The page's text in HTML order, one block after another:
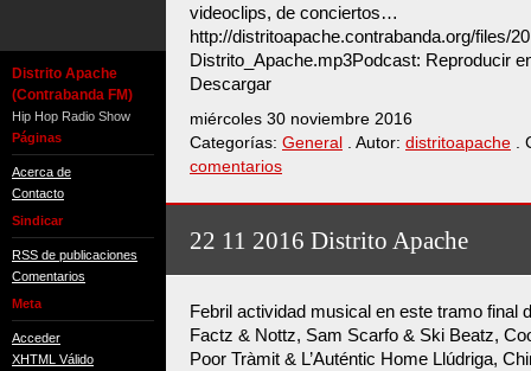
Distrito Apache
(Contrabanda FM)
Hip Hop Radio Show
Páginas
Acerca de
Contacto
Sindicar
RSS de publicaciones
Comentarios
Meta
Acceder
XHTML Válido
videoclips, de conciertos…
http://distritoapache.contrabanda.org/files/
Distrito_Apache.mp3Podcast: Reproducir
Descargar
miércoles 30 noviembre 2016
Categorías: General . Autor: distritoapache .
comentarios
22 11 2016 Distrito Apache
Febril actividad musical en este tramo final
Factz & Nottz, Sam Scarfo & Ski Beatz,
Poor Tràmit & L’Auténtic Home Llúdriga,